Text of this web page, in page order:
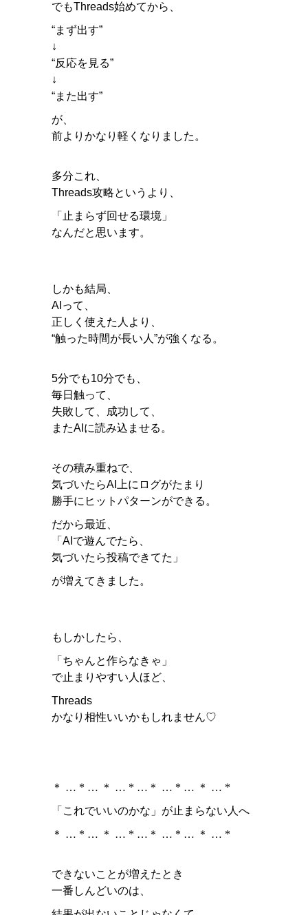
でもThreads始めてから、
“まず出す”
↓
“反応を見る”
↓
“また出す”
が、
前よりかなり軽くなりました。
多分これ、
Threads攻略というより、
「止まらず回せる環境」
なんだと思います。
しかも結局、
AIって、
正しく使えた人より、
“触った時間が長い人”が強くなる。
5分でも10分でも、
毎日触って、
失敗して、成功して、
またAIに読み込ませる。
その積み重ねで、
気づいたらAI上にログがたまり
勝手にヒットパターンができる。
だから最近、
「AIで遊んでたら、
気づいたら投稿できてた」
が増えてきました。
もしかしたら、
「ちゃんと作らなきゃ」
で止まりやすい人ほど、
Threads
かなり相性いいかもしれません♡
＊ … * … ＊ … * …＊ … * … ＊ … *
「これでいいのかな」が止まらない人へ
＊ … * … ＊ … * …＊ … * … ＊ … *
できないことが増えたとき
一番しんどいのは、